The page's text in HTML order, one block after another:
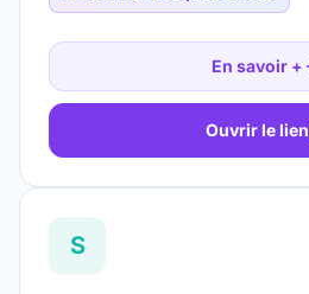
En savoir +
Ouvrir le lien
S